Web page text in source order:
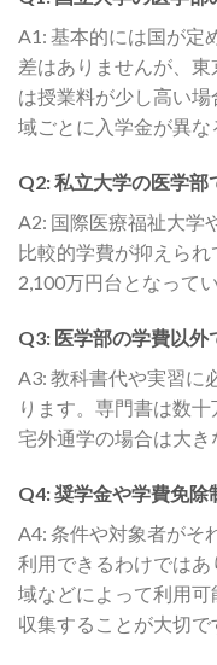
A1: 基本的には国が定
差はありませんが、
は授業料が少し高い
域ごとに入学金が異な
Q2: 私立大学の医学部
A2: 国際医療福祉大学
比較的学費が抑えら
2,100万円台となってい
Q3: 医学部の学費以外
A3: 教科書代や実習に
ります。専門書は数
宅外通学の場合は大き
Q4: 奨学金や学費免除
A4: 条件や対象者がそ
利用できるわけでは
域などによって利用
収集することが大切で